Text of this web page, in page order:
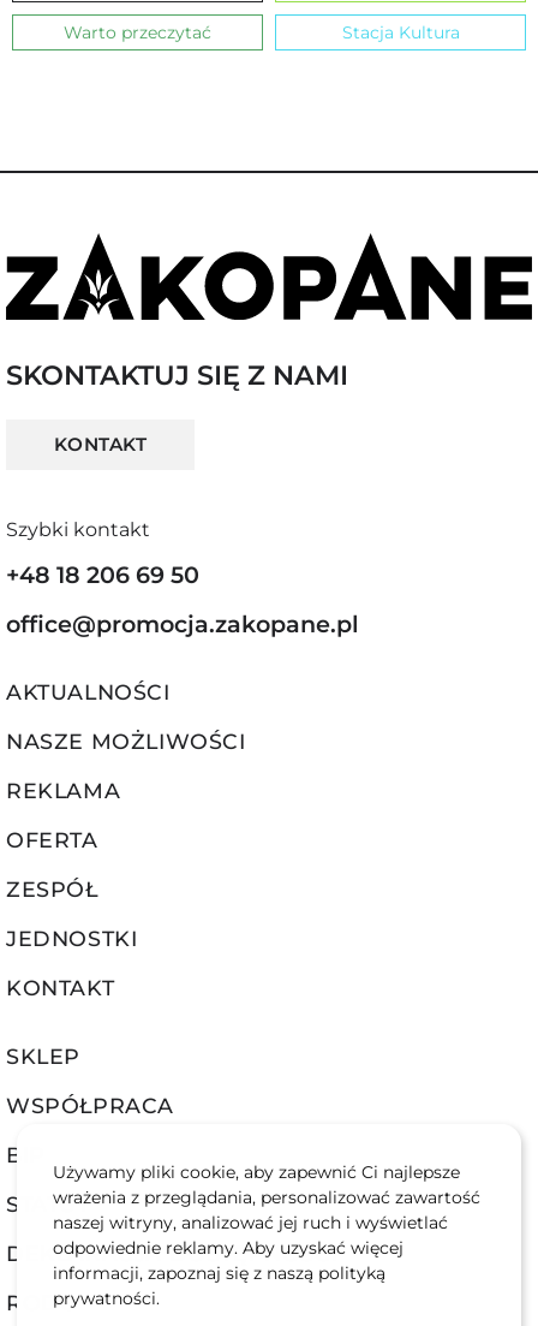
Warto przeczytać Stacja Kultura
SKONTAKTUJ SIĘ Z NAMI
KONTAKT
Szybki kontakt
+48 18 206 69 50
office@promocja.zakopane.pl
AKTUALNOŚCI
NASZE MOŻLIWOŚCI
REKLAMA
OFERTA
ZESPÓŁ
JEDNOSTKI
KONTAKT
SKLEP
WSPÓŁPRACA
BIP
STATUT
DEKLARACJA DOSTĘPNOŚCI
RODO
Używamy pliki cookie, aby zapewnić Ci najlepsze
wrażenia z przeglądania, personalizować zawartość
naszej witryny, analizować jej ruch i wyświetlać
odpowiednie reklamy. Aby uzyskać więcej
informacji, zapoznaj się z naszą polityką
prywatności.